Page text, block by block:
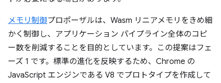
メモリ制御プロポーザルは、Wasm リニアメモリをきめ細
かく制御し、アプリケーション パイプライン全体のコピ
ー数を削減することを目的としています。この提案はフェ
ーズ 1 です。標準の進化を反映するため、Chrome の
JavaScript エンジンである V8 でプロトタイプを作成して